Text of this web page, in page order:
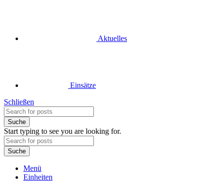
Aktuelles
Einsätze
Schließen
Suche
Start typing to see you are looking for.
Suche
Menü
Einheiten